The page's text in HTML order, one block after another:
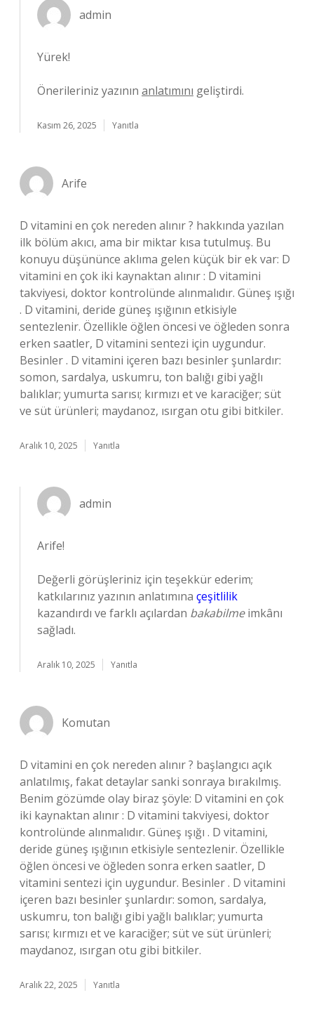
admin
Yürek!
Önerileriniz yazının anlatımını geliştirdi.
Kasım 26, 2025 Yanıtla
Arife
D vitamini en çok nereden alınır ? hakkında yazılan
ilk bölüm akıcı, ama bir miktar kısa tutulmuş. Bu
konuyu düşününce aklıma gelen küçük bir ek var: D
vitamini en çok iki kaynaktan alınır : D vitamini
takviyesi, doktor kontrolünde alınmalıdır. Güneş ışığı
. D vitamini, deride güneş ışığının etkisiyle
sentezlenir. Özellikle öğlen öncesi ve öğleden sonra
erken saatler, D vitamini sentezi için uygundur.
Besinler . D vitamini içeren bazı besinler şunlardır:
somon, sardalya, uskumru, ton balığı gibi yağlı
balıklar; yumurta sarısı; kırmızı et ve karaciğer; süt
ve süt ürünleri; maydanoz, ısırgan otu gibi bitkiler.
Aralık 10, 2025 Yanıtla
admin
Arife!
Değerli görüşleriniz için teşekkür ederim;
katkılarınız yazının anlatımına çeşitlilik
kazandırdı ve farklı açılardan bakabilmeimkânı
sağladı.
Aralık 10, 2025 Yanıtla
Komutan
D vitamini en çok nereden alınır ? başlangıcı açık
anlatılmış, fakat detaylar sanki sonraya bırakılmış.
Benim gözümde olay biraz şöyle: D vitamini en çok
iki kaynaktan alınır : D vitamini takviyesi, doktor
kontrolünde alınmalıdır. Güneş ışığı . D vitamini,
deride güneş ışığının etkisiyle sentezlenir. Özellikle
öğlen öncesi ve öğleden sonra erken saatler, D
vitamini sentezi için uygundur. Besinler . D vitamini
içeren bazı besinler şunlardır: somon, sardalya,
uskumru, ton balığı gibi yağlı balıklar; yumurta
sarısı; kırmızı et ve karaciğer; süt ve süt ürünleri;
maydanoz, ısırgan otu gibi bitkiler.
Aralık 22, 2025 Yanıtla